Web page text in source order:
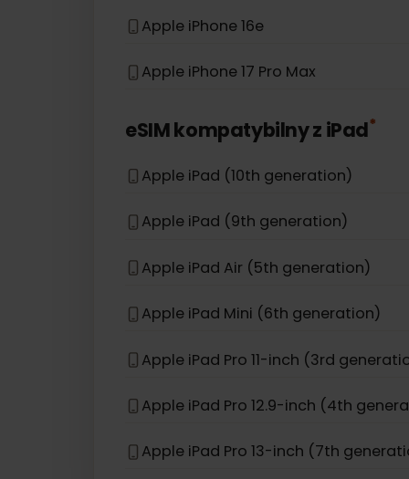
Apple iPhone 13 Pro Max
Apple iPhone 12 Pro Max
Apple iPhone 12
Apple iPhone 16e
Apple iPhone 17 Pro Max
eSIM kompatybilny z iPad